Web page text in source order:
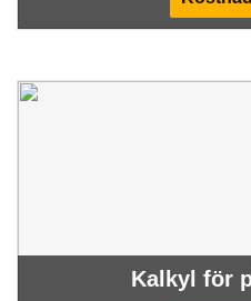
Kalkyl för